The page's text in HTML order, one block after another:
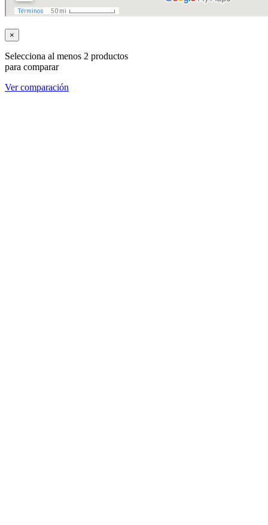
×
Selecciona al menos 2 productos
para comparar
Ver comparación